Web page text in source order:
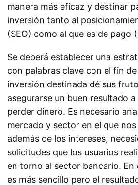
manera más eficaz y destinar
inversión tanto al
(SEO) como al que es de pago
Se deberá establecer una
con palabras clave con el fin
inversión destinada dé sus
asegurarse un buen resultado
perder dinero. Es necesario
mercado y sector en el que
además de los intereses,
solicitudes que los usuarios
en torno al sector bancario. En
es más sencillo pero el